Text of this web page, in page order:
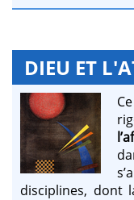
DIEU ET
disciplines, dont